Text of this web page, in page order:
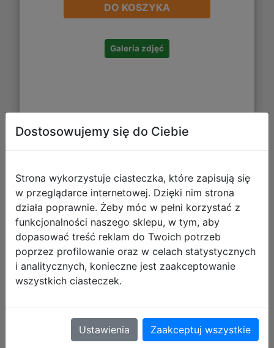
DO KOSZYKA
Galeria zdjęć
One)
Dostosowujemy się do Ciebie
Strona wykorzystuje ciasteczka, które zapisują się
w przeglądarce internetowej. Dzięki nim strona
działa poprawnie. Żeby móc w pełni korzystać z
funkcjonalności naszego sklepu, w tym, aby
dopasować treść reklam do Twoich potrzeb
poprzez profilowanie oraz w celach statystycznych
i analitycznych, konieczne jest zaakceptowanie
wszystkich ciasteczek.
Ustawienia Zaakceptuj wszystkie